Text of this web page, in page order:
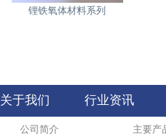
锂铁氧体材料系列
关于我们 行业资讯
公司简介
主要产